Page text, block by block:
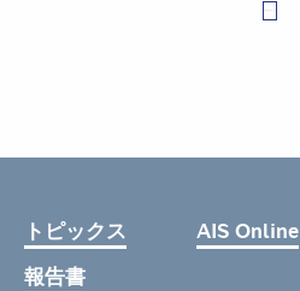
トピックス AIS Online
報告書